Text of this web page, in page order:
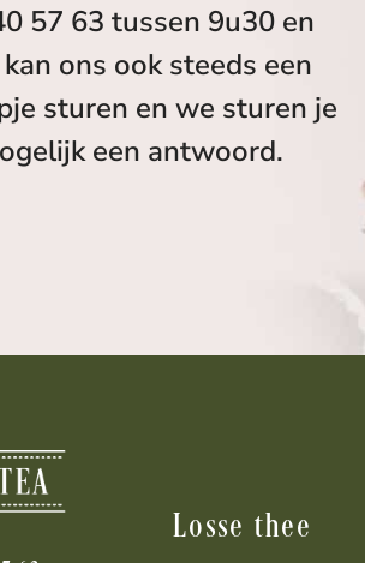
57 63 tussen 9u30 en
ons ook steeds een
sturen en we sturen je
een antwoord.
Losse thee